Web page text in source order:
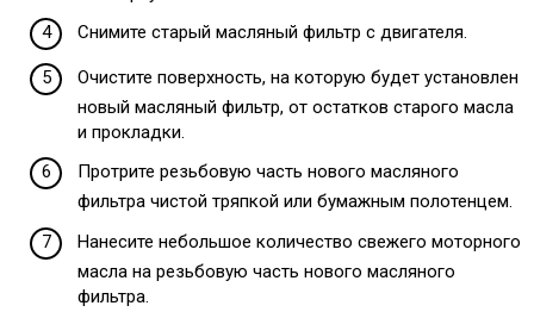
Снимите старый масляный фильтр с двигателя.
Очистите поверхность, на которую будет установлен
новый масляный фильтр, от остатков старого масла
и прокладки.
Протрите резьбовую часть нового масляного
фильтра чистой тряпкой или бумажным полотенцем.
Нанесите небольшое количество свежего моторного
масла на резьбовую часть нового масляного
фильтра.